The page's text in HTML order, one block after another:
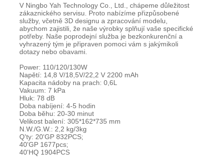
V Ningbo Yah Technology Co., Ltd., chápeme důležitost
zákaznického servisu. Proto nabízíme přizpůsobené
služby, včetně 3D designu a zpracování modelu,
abychom zajistili, že naše výrobky splňují vaše specifické
potřeby. Naše poprodejní služba je bezkonkurenční a
vyhrazený tým je připraven pomoci vám s jakýmikoli
dotazy nebo obavami.
Power: 110/120/130W
Napětí: 14,8 V/18,5V/22,2 V 2200 mAh
Kapacita nádoby na prach: 0,6L
Vakuum: 7 kPa
Hluk: 78 dB
Doba nabíjení: 4-5 hodin
Doba běhu: 20-30 minut
Velikost balení: 305*162*735 mm
N.W./G.W.: 2,2 kg/3kg
Q'ty: 20'GP 832PCS;
40'GP 1677pcs;
40'HQ 1904PCS